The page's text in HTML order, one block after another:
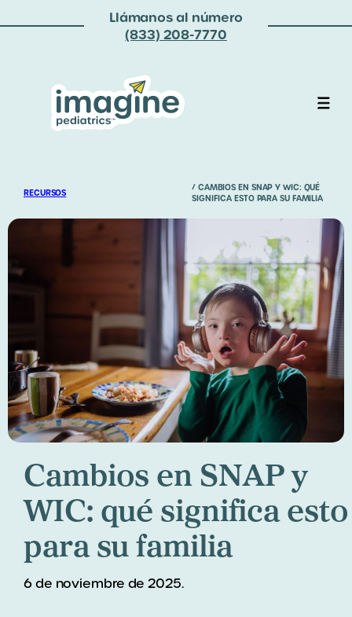
Llámanos al número
(833) 208-7770
RECURSOS
/ CAMBIOS EN SNAP Y WIC: QUÉ
SIGNIFICA ESTO PARA SU FAMILIA
Cambios en SNAP y
WIC: qué significa esto
para su familia
6 de noviembre de 2025.